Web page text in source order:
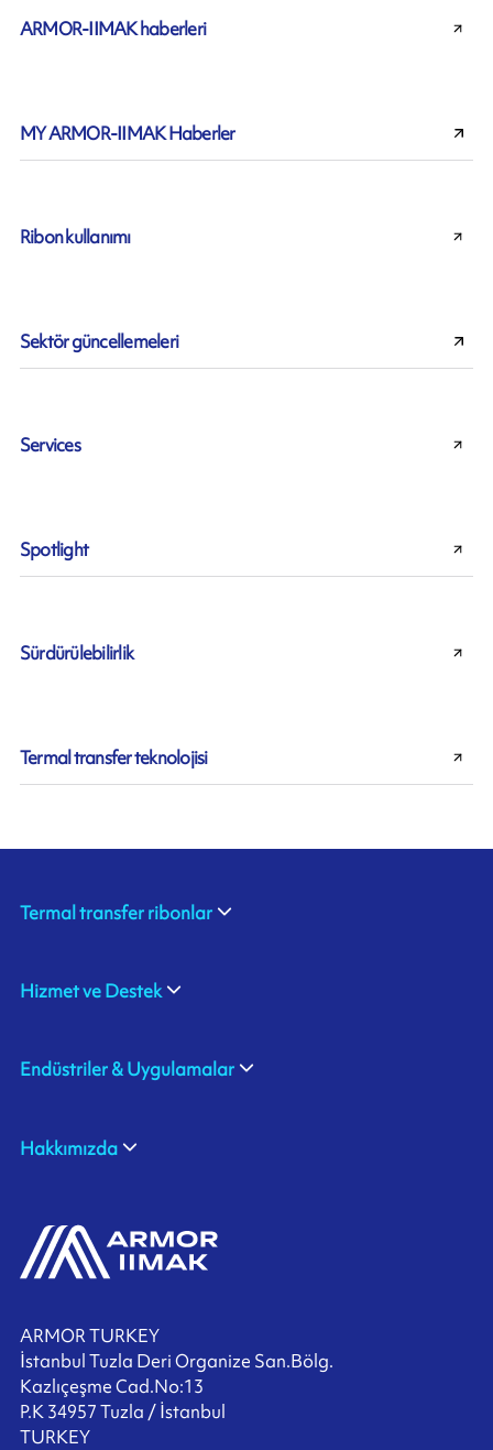
ARMOR-IIMAK haberleri
MY ARMOR-IIMAK Haberler
Ribon kullanımı
Sektör güncellemeleri
Services
Spotlight
Sürdürülebilirlik
Termal transfer teknolojisi
ARMOR TURKEY
İstanbul Tuzla Deri Organize San.Bölg.
Kazlıçeşme Cad.No:13
P.K 34957 Tuzla / İstanbul
TURKEY
Termal transfer ribonlar
Hizmet ve Destek
Endüstriler & Uygulamalar
Hakkımızda